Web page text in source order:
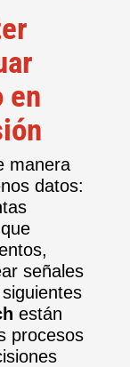
en
manera
datos:
señales
están
procesos